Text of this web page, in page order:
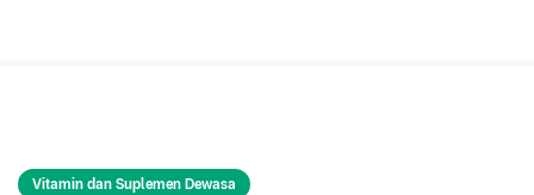
Vitamin dan Suplemen Dewasa